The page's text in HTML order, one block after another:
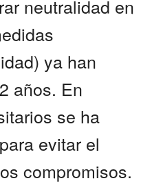
neutralidad en
ya han
años. En
se ha
evitar el
compromisos.